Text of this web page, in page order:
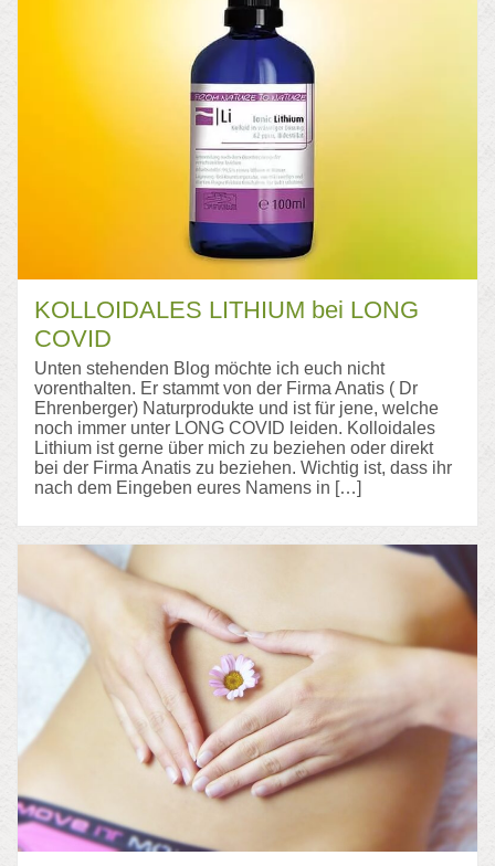
KOLLOIDALES LITHIUM bei LONG
COVID
Unten stehenden Blog möchte ich euch nicht
vorenthalten. Er stammt von der Firma Anatis ( Dr
Ehrenberger) Naturprodukte und ist für jene, welche
noch immer unter LONG COVID leiden. Kolloidales
Lithium ist gerne über mich zu beziehen oder direkt
bei der Firma Anatis zu beziehen. Wichtig ist, dass ihr
nach dem Eingeben eures Namens in […]